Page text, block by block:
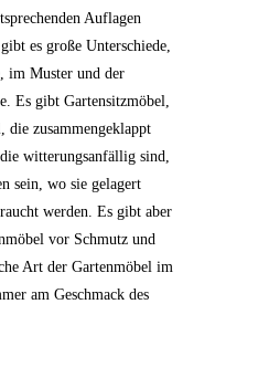
Auflagen
es große Unterschiede,
im Muster und der
Es gibt Gartensitzmöbel,
die zusammengeklappt
witterungsanfällig sind,
sein, wo sie gelagert
werden. Es gibt aber
vor Schmutz und
Art der Gartenmöbel im
am Geschmack des